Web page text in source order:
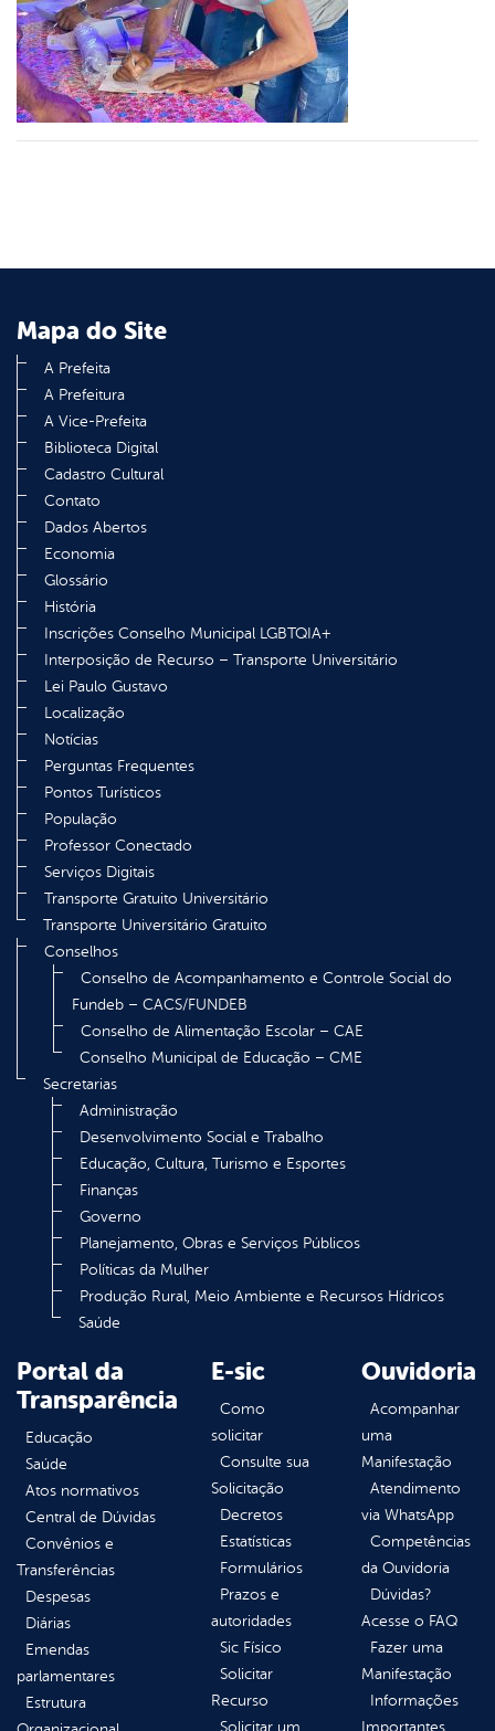
Mapa do Site
A Prefeita
A Prefeitura
A Vice-Prefeita
Biblioteca Digital
Cadastro Cultural
Contato
Dados Abertos
Economia
Glossário
História
Inscrições Conselho Municipal LGBTQIA+
Interposição de Recurso – Transporte Universitário
Lei Paulo Gustavo
Localização
Notícias
Perguntas Frequentes
Pontos Turísticos
População
Professor Conectado
Serviços Digitais
Transporte Gratuito Universitário
Transporte Universitário Gratuito
Conselhos
Conselho de Acompanhamento e Controle Social do
Fundeb – CACS/FUNDEB
Conselho de Alimentação Escolar – CAE
Conselho Municipal de Educação – CME
Secretarias
Administração
Desenvolvimento Social e Trabalho
Educação, Cultura, Turismo e Esportes
Finanças
Governo
Planejamento, Obras e Serviços Públicos
Políticas da Mulher
Produção Rural, Meio Ambiente e Recursos Hídricos
Saúde
Portal da
Transparência
Educação
Saúde
Atos normativos
Central de Dúvidas
Convênios e
Transferências
Despesas
Diárias
Emendas
parlamentares
Estrutura
E-sic
Como
solicitar
Consulte sua
Solicitação
Decretos
Estatísticas
Formulários
Prazos e
autoridades
Sic Físico
Solicitar
Recurso
Solicitar um
Ouvidoria
Acompanhar
uma
Manifestação
Atendimento
via WhatsApp
Competências
da Ouvidoria
Dúvidas?
Acesse o FAQ
Fazer uma
Manifestação
Informações
Importantes